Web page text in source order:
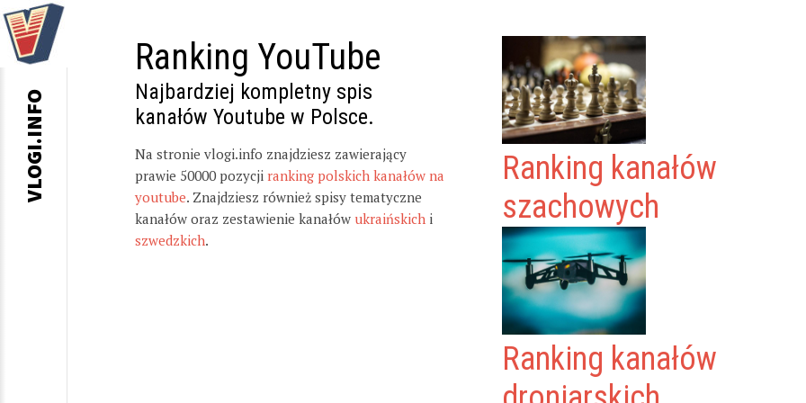
Ranking YouTube
Najbardziej kompletny spis
kanałów Youtube w Polsce.
Na stronie vlogi.info znajdziesz zawierający
prawie 50000 pozycji ranking polskich kanałów na
youtube. Znajdziesz również spisy tematyczne
kanałów oraz zestawienie kanałów ukraińskich i
szwedzkich.
Ranking kanałów
szachowych
Ranking kanałów
VLOGI.INFO